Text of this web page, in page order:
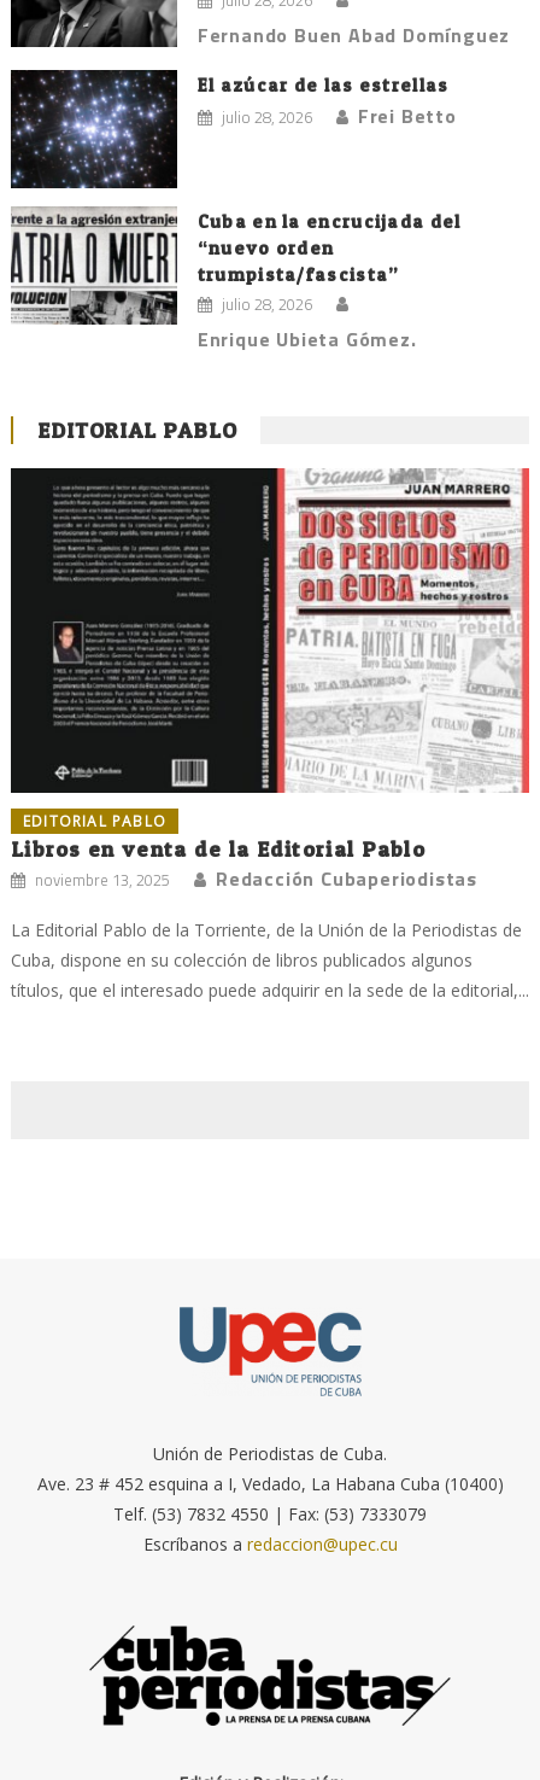
Fernando Buen Abad Domínguez
El azúcar de las estrellas
julio 28, 2026 Frei Betto
Cuba en la encrucijada del
“nuevo orden
trumpista/fascista”
julio 28, 2026
Enrique Ubieta Gómez.
EDITORIAL PABLO
EDITORIAL PABLO
Libros en venta de la Editorial Pablo
noviembre 13, 2025 Redacción Cubaperiodistas
La Editorial Pablo de la Torriente, de la Unión de la Periodistas de
Cuba, dispone en su colección de libros publicados algunos
títulos, que el interesado puede adquirir en la sede de la editorial,...
Unión de Periodistas de Cuba.
Ave. 23 # 452 esquina a I, Vedado, La Habana Cuba (10400)
Telf. (53) 7832 4550 | Fax: (53) 7333079
Escríbanos a redaccion@upec.cu